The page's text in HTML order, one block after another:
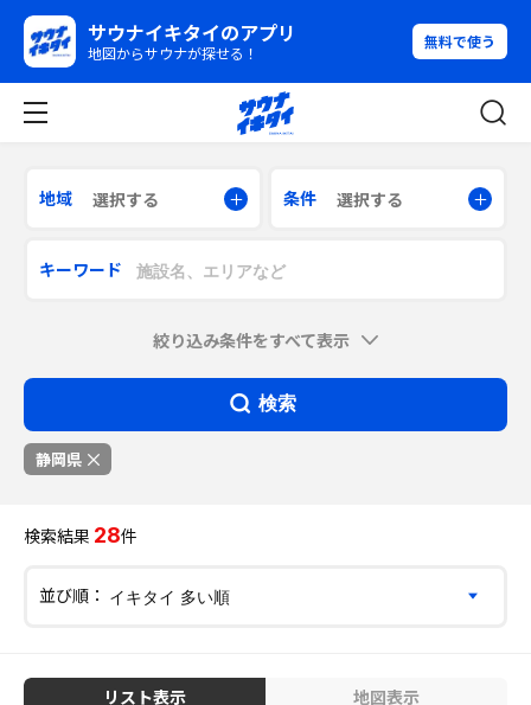
サウナイキタイのアプリ
地図からサウナが探せる！
無料で使う
地域 選択する 条件 選択する
キーワード
絞り込み条件をすべて表示
検索
静岡県
検索結果 28件
並び順：
リスト表示 地図表示